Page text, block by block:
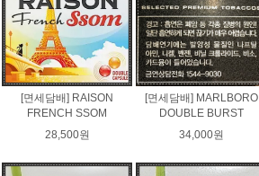
[면세담배] RAISON
FRENCH SSOM
28,500원
[면세담배] MARLBORO
DOUBLE BURST
34,000원